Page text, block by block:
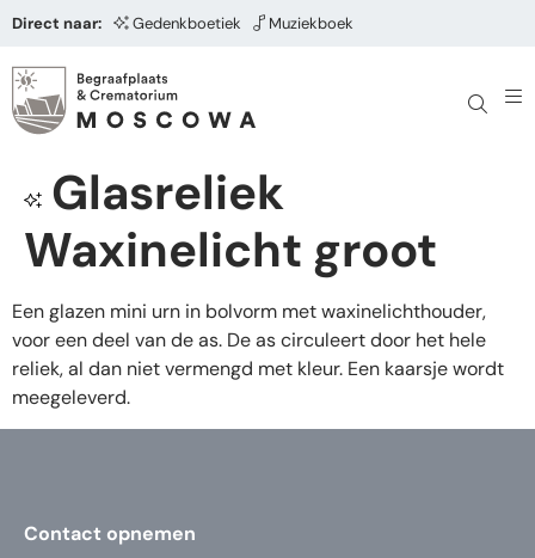
Direct naar: Gedenkboetiek Muziekboek
Glasreliek
Waxinelicht groot
Een glazen mini urn in bolvorm met waxinelichthouder,
voor een deel van de as. De as circuleert door het hele
reliek, al dan niet vermengd met kleur. Een kaarsje wordt
meegeleverd.
Contact opnemen